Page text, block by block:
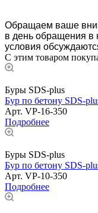
Обращаем ваше
в день обращения в
условия
С этим товаром
Буры SDS-plus
Бур по бетону SDS-
Арт. VP-16-350
Подробнее
Буры SDS-plus
Бур по бетону SDS-
Арт. VP-10-350
Подробнее